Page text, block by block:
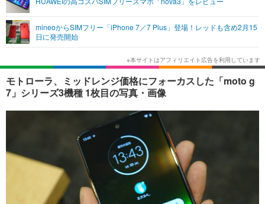
ショッピング その他
エンタメ
エンタメTOP
韓国・芸能
音楽 スポーツ
ショッピング
ライフ
ライフTOP グルメ
ペット ショッピング
その他
リリース一覧
プッシュ通知の停止方法
mineoからSIMフリー「iPhone 7／7 Plus」登場！レッドも含め2月15
日に発売開始
モトローラ、ミッドレンジ価格にフォーカスした「moto g
7」シリーズ3機種 1枚目の写真・画像